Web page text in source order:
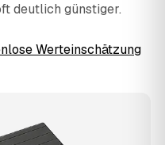
deutlich günstiger.
Werteinschätzung